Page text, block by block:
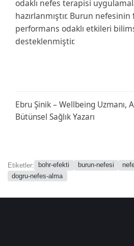
odaklı nefes terapisi
hazırlanmıştır. Burun
performans odaklı etkileri
desteklenmiştir.
Ebru Şinik – Wellbeing Uzmanı,
Bütünsel Sağlık Yazarı
Etiketler: bohr-efekti burun-nefesi
dogru-nefes-alma